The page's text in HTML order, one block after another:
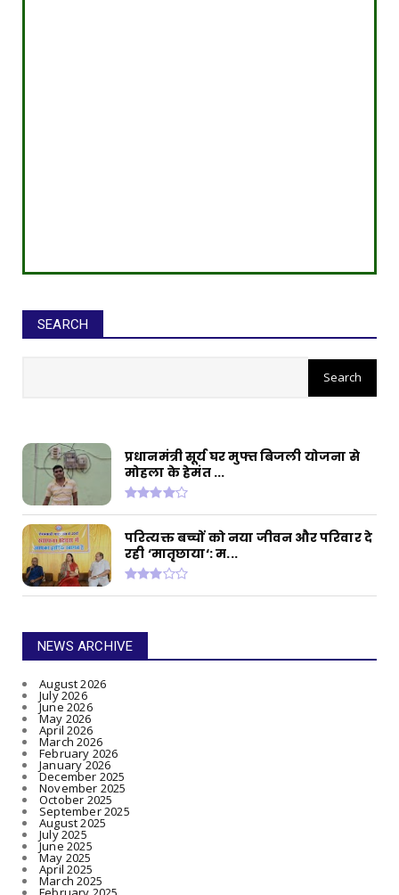
SEARCH
सीईओ ने घोटाले कर बनाई करोड़ों की
प्रधानमंत्री सूर्य घर मुफ्त बिजली योजना से
मोहला के हेमंत ...
परित्यक्त बच्चों को नया जीवन और परिवार दे
रही ‘मातृछाया‘: म...
NEWS ARCHIVE
August 2026
July 2026
June 2026
May 2026
April 2026
March 2026
February 2026
January 2026
December 2025
November 2025
October 2025
September 2025
August 2025
July 2025
June 2025
May 2025
April 2025
March 2025